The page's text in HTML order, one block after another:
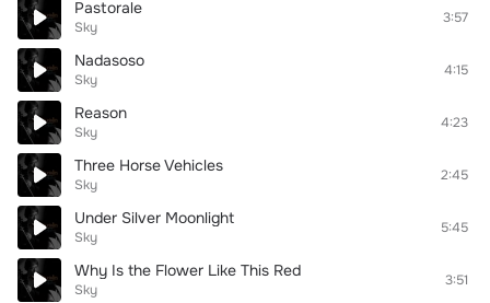
Pastorale
Sky
3:57
Nadasoso
Sky
4:15
Reason
Sky
4:23
Three Horse Vehicles
Sky
2:45
Under Silver Moonlight
Sky
5:45
Why Is the Flower Like This Red
Sky
3:51